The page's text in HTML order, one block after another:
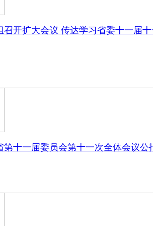
召开扩大会议 传达学习省委十一届
第十一届委员会第十一次全体会议公